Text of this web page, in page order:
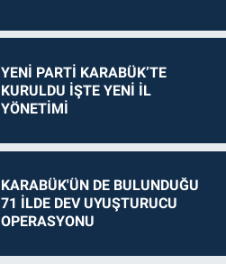
YENİ PARTİ KARABÜK’TE
KURULDU İŞTE YENİ İL
YÖNETİMİ
KARABÜK'ÜN DE BULUNDUĞU
71 İLDE DEV UYUŞTURUCU
OPERASYONU